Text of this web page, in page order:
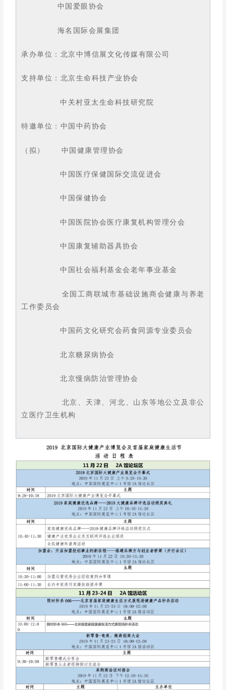
中国爱眼协会
海名国际会展集团
承办单位：北京中博信展文化传媒有限公司
支持单位：北京生命科技产业协会
中关村亚太生命科技研究院
特邀单位：中国中药协会
（拟） 中国健康管理协会
中国医疗保健国际交流促进会
中国保健协会
中国医院协会医疗康复机构管理分会
中国康复辅助器具协会
中国社会福利基金会老年事业基金
全国工商联城市基础设施商会健康与养老
工作委员会
中国药文化研究会药食同源专业委员会
北京糖尿病协会
北京慢病防治管理协会
北京、天津、河北、山东等地公立及非公
立医疗卫生机构